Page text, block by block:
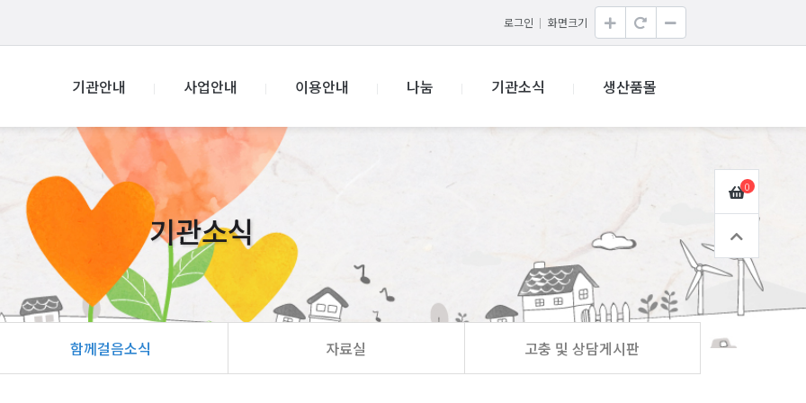
로그인 화면크기
기관안내 사업안내 이용안내 나눔 기관소식 생산품몰
기관소식
함께걸음소식 자료실 고충 및 상담게시판
0